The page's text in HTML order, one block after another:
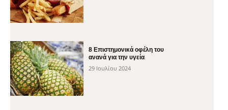
8 Επιστημονικά οφέλη του
ανανά για την υγεία
29 Ιουλίου 2024